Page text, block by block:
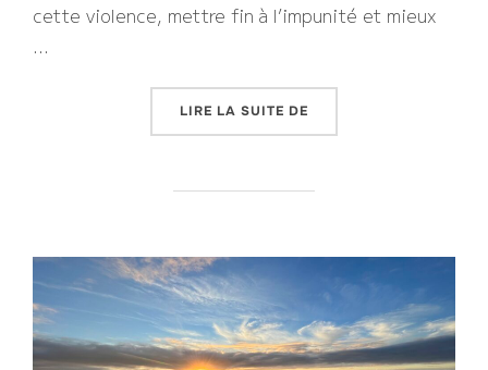
cette violence, mettre fin à l’impunité et mieux
…
LIRE LA SUITE DE